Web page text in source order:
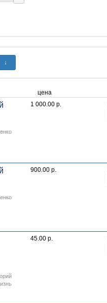
цена
1 000.00 р.
900.00 р.
45.00 р.